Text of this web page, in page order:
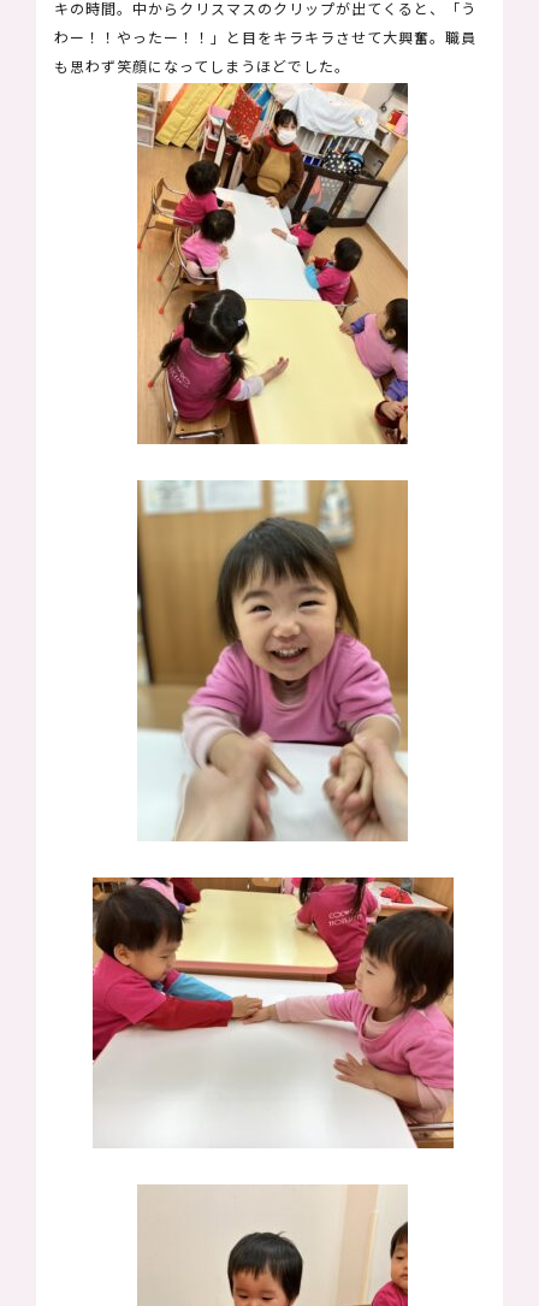
キの時間。中からクリスマスのクリップが出てくると、「う
わー！！やったー！！」と目をキラキラさせて大興奮。職員
も思わず笑顔になってしまうほどでした。